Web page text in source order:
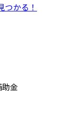
かる！
金